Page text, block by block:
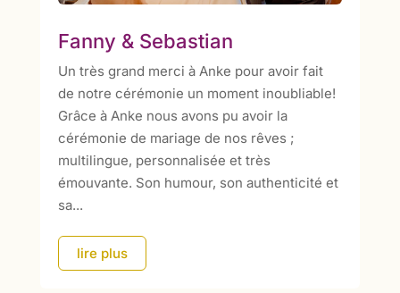
Fanny & Sebastian
Un très grand merci à Anke pour avoir fait
de notre cérémonie un moment inoubliable!
Grâce à Anke nous avons pu avoir la
cérémonie de mariage de nos rêves ;
multilingue, personnalisée et très
émouvante. Son humour, son authenticité et
sa...
lire plus